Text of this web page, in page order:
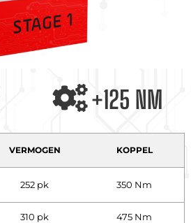
+125 NM
VERMOGEN KOPPEL
252 pk 350 Nm
310 pk 475 Nm